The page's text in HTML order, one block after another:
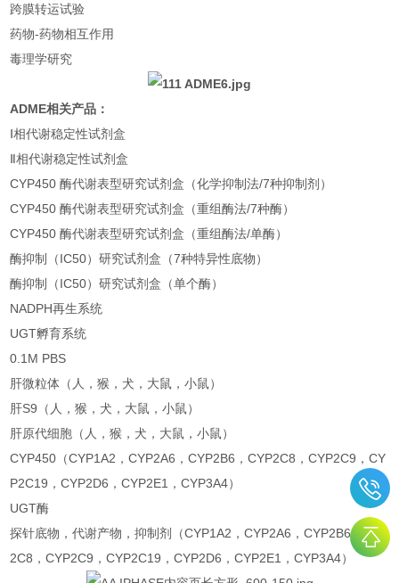
跨膜转运试验
药物-药物相互作用
毒理学研究
ADME相关产品：
Ⅰ相代谢稳定性试剂盒
Ⅱ相代谢稳定性试剂盒
CYP450 酶代谢表型研究试剂盒（化学抑制法/7种抑制剂）
CYP450 酶代谢表型研究试剂盒（重组酶法/7种酶）
CYP450 酶代谢表型研究试剂盒（重组酶法/单酶）
酶抑制（IC50）研究试剂盒（7种特异性底物）
酶抑制（IC50）研究试剂盒（单个酶）
NADPH再生系统
UGT孵育系统
0.1M PBS
肝微粒体（人，猴，犬，大鼠，小鼠）
肝S9（人，猴，犬，大鼠，小鼠）
肝原代细胞（人，猴，犬，大鼠，小鼠）
CYP450（CYP1A2，CYP2A6，CYP2B6，CYP2C8，CYP2C9，CY
P2C19，CYP2D6，CYP2E1，CYP3A4）
UGT酶
探针底物，代谢产物，抑制剂（CYP1A2，CYP2A6，CYP2B6，CYP
2C8，CYP2C9，CYP2C19，CYP2D6，CYP2E1，CYP3A4）